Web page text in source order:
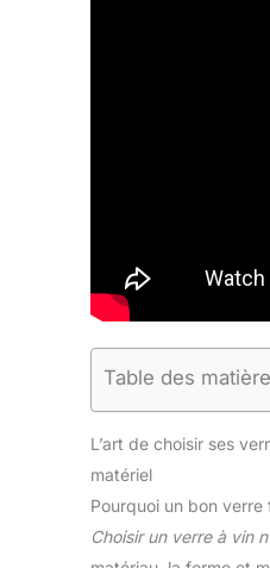
Table des
L’art de choisir ses
matériel
Pourquoi un bon
Choisir un verre à vin